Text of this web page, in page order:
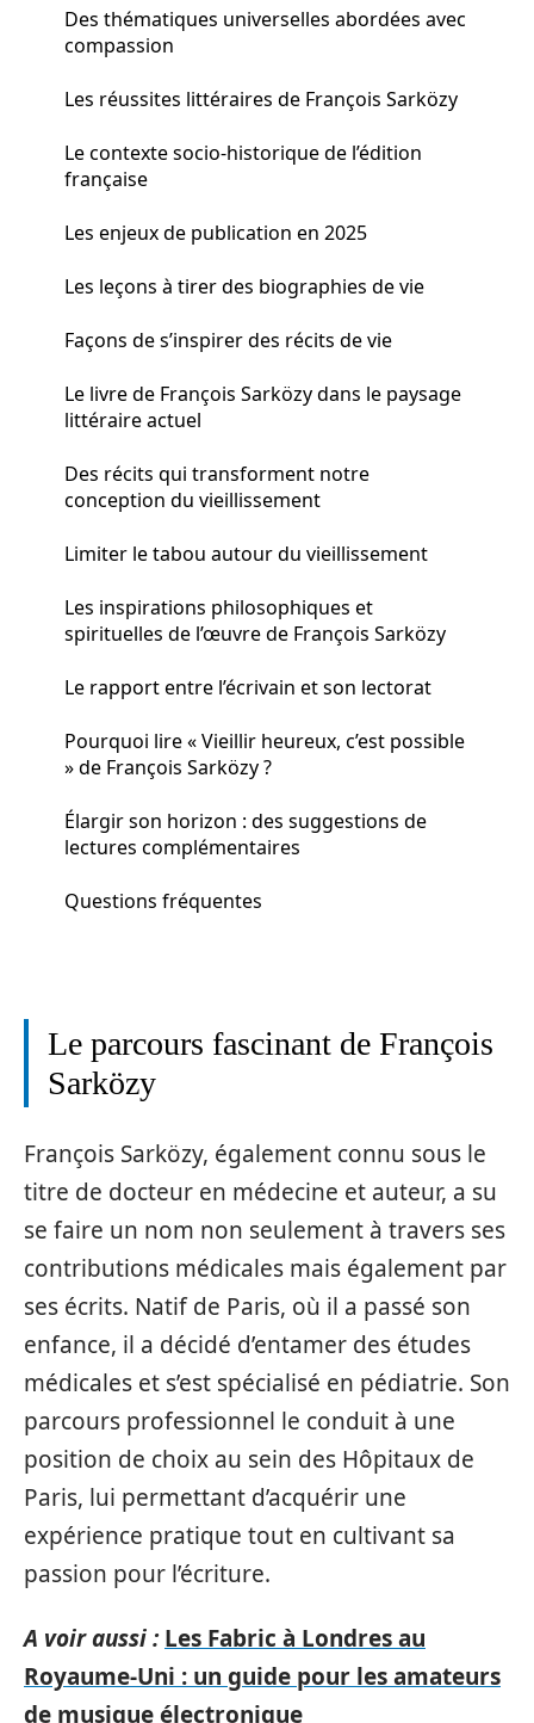
Des thématiques universelles abordées avec
compassion
Les réussites littéraires de François Sarközy
Le contexte socio-historique de l’édition
française
Les enjeux de publication en 2025
Les leçons à tirer des biographies de vie
Façons de s’inspirer des récits de vie
Le livre de François Sarközy dans le paysage
littéraire actuel
Des récits qui transforment notre
conception du vieillissement
Limiter le tabou autour du vieillissement
Les inspirations philosophiques et
spirituelles de l’œuvre de François Sarközy
Le rapport entre l’écrivain et son lectorat
Pourquoi lire « Vieillir heureux, c’est possible
» de François Sarközy ?
Élargir son horizon : des suggestions de
lectures complémentaires
Questions fréquentes
Le parcours fascinant de François
Sarközy
François Sarközy, également connu sous le
titre de docteur en médecine et auteur, a su
se faire un nom non seulement à travers ses
contributions médicales mais également par
ses écrits. Natif de Paris, où il a passé son
enfance, il a décidé d’entamer des études
médicales et s’est spécialisé en pédiatrie. Son
parcours professionnel le conduit à une
position de choix au sein des Hôpitaux de
Paris, lui permettant d’acquérir une
expérience pratique tout en cultivant sa
passion pour l’écriture.
A voir aussi : Les Fabric à Londres au
Royaume‑Uni : un guide pour les amateurs
de musique électronique